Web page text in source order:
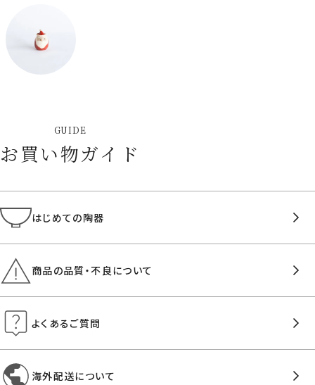
GUIDE
お買い物ガイド
はじめての陶器
商品の品質・不良について
よくあるご質問
海外配送について